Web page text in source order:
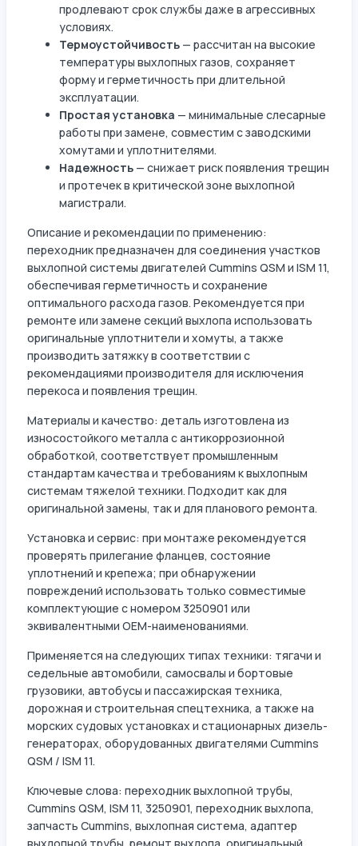
продлевают срок службы даже в агрессивных
условиях.
Термоустойчивость — рассчитан на высокие
температуры выхлопных газов, сохраняет
форму и герметичность при длительной
эксплуатации.
Простая установка — минимальные слесарные
работы при замене, совместим с заводскими
хомутами и уплотнителями.
Надежность — снижает риск появления трещин
и протечек в критической зоне выхлопной
магистрали.
Описание и рекомендации по применению:
переходник предназначен для соединения участков
выхлопной системы двигателей Cummins QSM и ISM 11,
обеспечивая герметичность и сохранение
оптимального расхода газов. Рекомендуется при
ремонте или замене секций выхлопа использовать
оригинальные уплотнители и хомуты, а также
производить затяжку в соответствии с
рекомендациями производителя для исключения
перекоса и появления трещин.
Материалы и качество: деталь изготовлена из
износостойкого металла с антикоррозионной
обработкой, соответствует промышленным
стандартам качества и требованиям к выхлопным
системам тяжелой техники. Подходит как для
оригинальной замены, так и для планового ремонта.
Установка и сервис: при монтаже рекомендуется
проверять прилегание фланцев, состояние
уплотнений и крепежа; при обнаружении
повреждений использовать только совместимые
комплектующие с номером 3250901 или
эквивалентными OEM-наименованиями.
Применяется на следующих типах техники: тягачи и
седельные автомобили, самосвалы и бортовые
грузовики, автобусы и пассажирская техника,
дорожная и строительная спецтехника, а также на
морских судовых установках и стационарных дизель-
генераторах, оборудованных двигателями Cummins
QSM / ISM 11.
Ключевые слова: переходник выхлопной трубы,
Cummins QSM, ISM 11, 3250901, переходник выхлопа,
запчасть Cummins, выхлопная система, адаптер
выхлопной трубы, ремонт выхлопа, оригинальный